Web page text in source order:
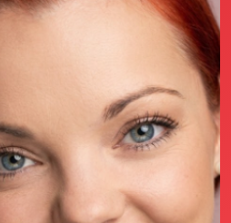
Club di Più
Pilla
di Più